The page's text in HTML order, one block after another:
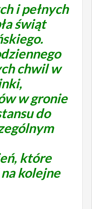
i pełnych
świąt
chwil w
w gronie
do
które
kolejne